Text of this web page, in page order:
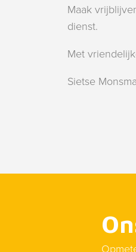
Maak
dienst.
Met
Sietse